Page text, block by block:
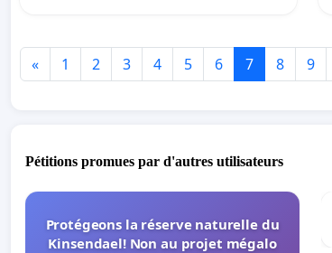
« 1 2 3 4 5 6 7 8 9
Pétitions promues par d'autres utilisateurs
Protégeons la réserve naturelle du
Kinsendael! Non au projet mégalo